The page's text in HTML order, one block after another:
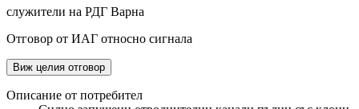
служители на РДГ Варна
Отговор от ИАГ относно сигнала
Виж целия отговор
Описание от потребител